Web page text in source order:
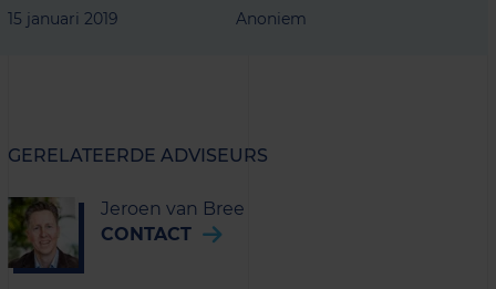
15 januari 2019 Anoniem
GERELATEERDE ADVISEURS
Jeroen van Bree
CONTACT